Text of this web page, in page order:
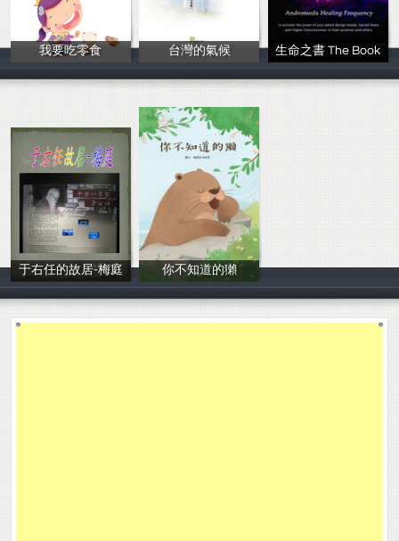
我要吃零食
唐韻
台灣的氣候
涂建翊
生命之書 The Book
in spirit
于右任的故居-梅庭
張珍貞
你不知道的獺
lala